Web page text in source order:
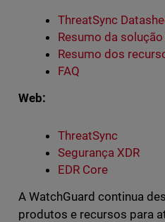
ThreatSync
Resumo da solução
Resumo dos
FAQ
Web:
ThreatSync
Segurança XDR
EDR Core
A WatchGuard continua
produtos e recursos para